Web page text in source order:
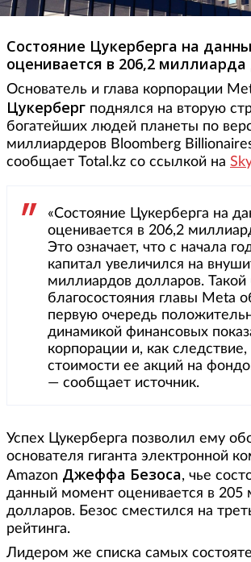
Состояние Цукерберга на
оценивается в 206,2
Основатель и глава корпорации
Цукерберг поднялся на вторую
богатейших людей планеты по
миллиардеров Bloomberg
сообщает Total.kz со ссылкой на
«Состояние Цукерберга на
оценивается в 206,2
Это означает, что с начала
капитал увеличился на
миллиардов долларов.
благосостояния главы Meta
первую очередь
динамикой финансовых
корпорации и, как
стоимости ее акций на
— сообщает источник.
Успех Цукерберга позволил ему
основателя гиганта электронной
Amazon Джеффа Безоса, чье
данный момент оценивается в 205
долларов. Безос сместился на
рейтинга.
Лидером же списка самых